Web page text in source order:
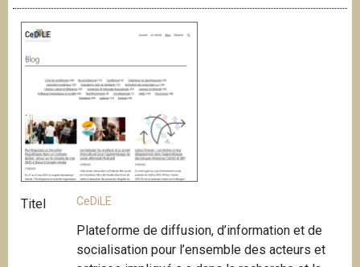
Titel CeDiLE
Plateforme de diffusion, d’information et de
socialisation pour l’ensemble des acteurs et